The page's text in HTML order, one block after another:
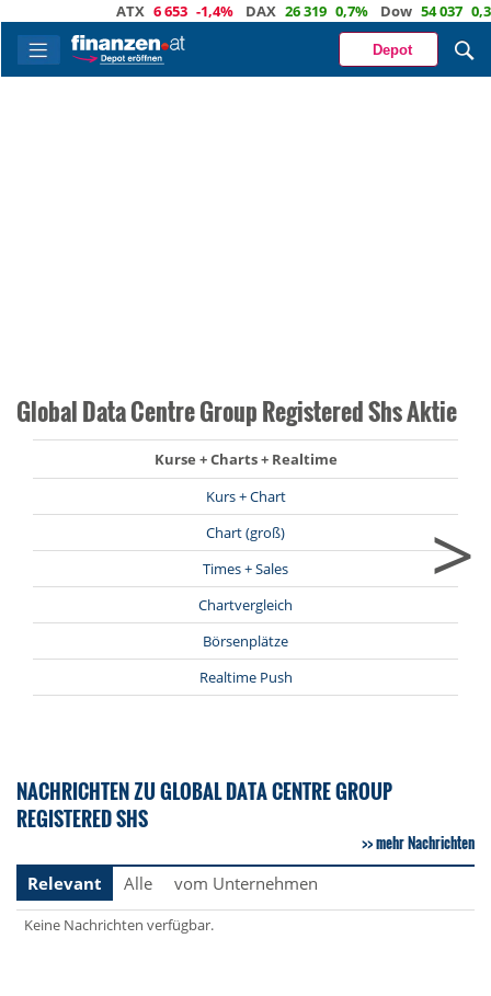
6 653 -1,4% DAX 26 319 0,7% Dow 54 037 0,3%
Depot
Global Data Centre Group Registered Shs Aktie
Kurse + Charts + Realtime
Kurs + Chart
Chart (groß)
Times + Sales
Chartvergleich
Börsenplätze
Realtime Push
>
NACHRICHTEN ZU GLOBAL DATA CENTRE GROUP
REGISTERED SHS
mehr Nachrichten
Relevant
Alle vom Unternehmen
Keine Nachrichten verfügbar.